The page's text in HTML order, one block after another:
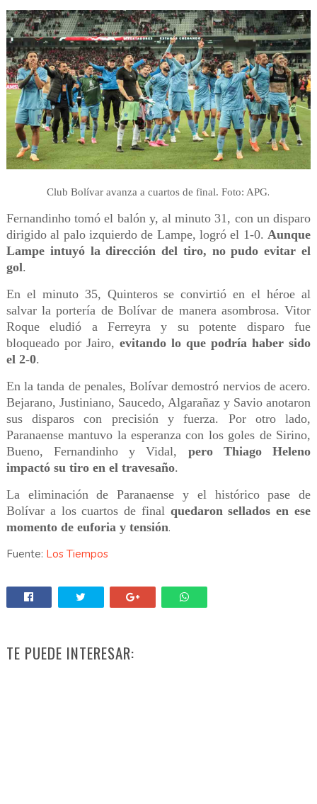
Club Bolívar avanza a cuartos de final. Foto: APG.
Fernandinho tomó el balón y, al minuto 31, con un disparo
dirigido al palo izquierdo de Lampe, logró el 1-0.Aunque
Lampe intuyó la dirección del tiro, no pudo evitar el
gol.
En el minuto 35, Quinteros se convirtió en el héroe al
salvar la portería de Bolívar de manera asombrosa. Vitor
Roque eludió a Ferreyra y su potente disparo fue
bloqueado por Jairo, evitando lo que podría haber sido
el 2-0.
En la tanda de penales, Bolívar demostró nervios de acero.
Bejarano, Justiniano, Saucedo, Algarañaz y Savio anotaron
sus disparos con precisión y fuerza. Por otro lado,
Paranaense mantuvo la esperanza con los goles de Sirino,
Bueno, Fernandinho y Vidal, pero Thiago Heleno
impactó su tiro en el travesaño.
La eliminación de Paranaense y el histórico pase de
Bolívar a los cuartos de final quedaron sellados en ese
momento de euforia y tensión.
Fuente: Los Tiempos
TE PUEDE INTERESAR: